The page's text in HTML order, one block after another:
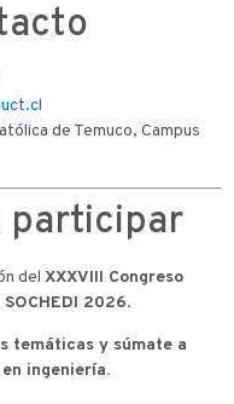
de Temuco, Campus
participar
del XXXVIII Congreso
2026.
temáticas y súmate a
ingeniería.